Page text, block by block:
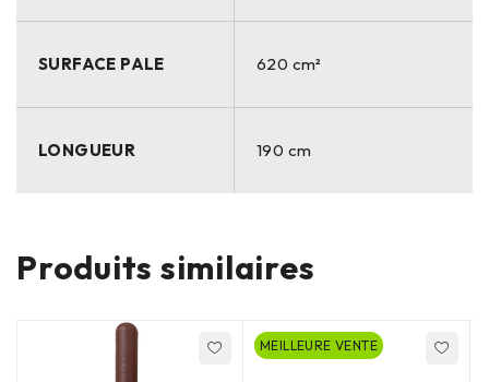
SURFACE PALE 620 cm²
LONGUEUR 190 cm
Produits similaires
MEILLEURE VENTE